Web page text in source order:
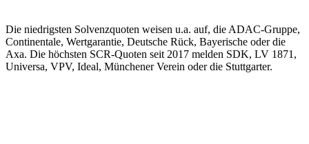
Die niedrigsten Solvenzquoten weisen u.a. auf, die ADAC-Gruppe,
Continentale, Wertgarantie, Deutsche Rück, Bayerische oder die
Axa. Die höchsten SCR-Quoten seit 2017 melden SDK, LV 1871,
Universa, VPV, Ideal, Münchener Verein oder die Stuttgarter.